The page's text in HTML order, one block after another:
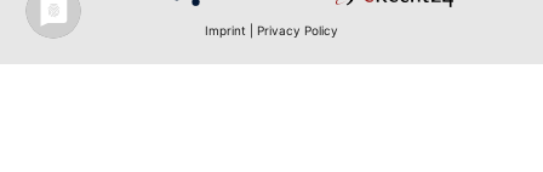
Imprint Privacy Policy